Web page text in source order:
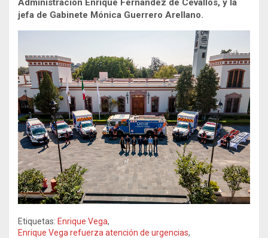
jefa de Gabinete Mónica Guerrero Arellano.
Etiquetas: Enrique Vega,
Enrique Vega refuerza atención de urgencias,